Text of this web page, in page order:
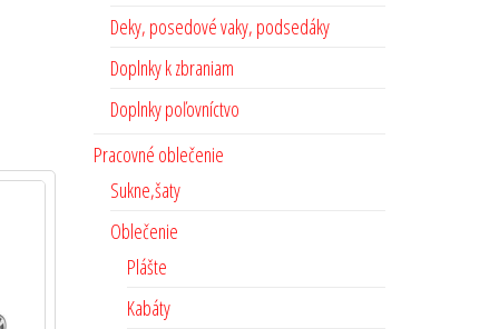
Deky, posedové vaky, podsedáky
Doplnky k zbraniam
Doplnky poľovníctvo
Pracovné oblečenie
Sukne,šaty
Oblečenie
Plášte
Kabáty